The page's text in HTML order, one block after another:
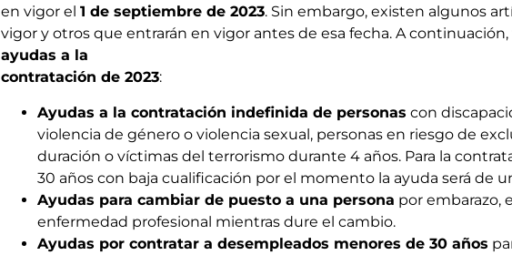
en vigor el 1 de septiembre de 2023. Sin embargo, existen algunos
vigor y otros que entrarán en vigor antes de esa fecha. A
ayudas a la
contratación de 2023:
Ayudas a la contratación indefinida de personas con
violencia de género o violencia sexual, personas en riesgo de
duración o víctimas del terrorismo durante 4 años. Para la
30 años con baja cualificación por el momento la ayuda será de
Ayudas para cambiar de puesto a una persona por embarazo,
enfermedad profesional mientras dure el cambio.
Ayudas por contratar a desempleados menores de 30 años